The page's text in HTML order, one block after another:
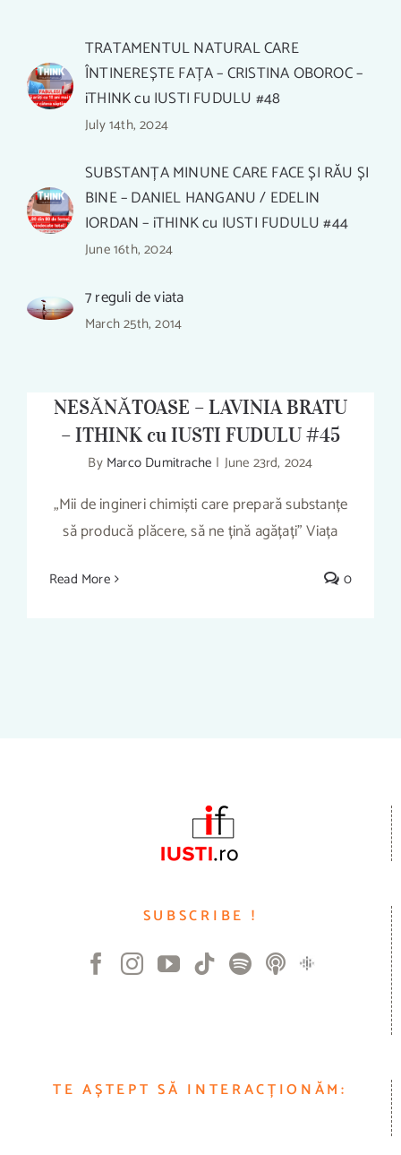
SĂNĂTOASE ȘI NESĂNĂTOASE –
LAVINIA BRATU – ITHINK cu IUSTI
NESĂNĂTOASE – LAVINIA BRATU
– ITHINK cu IUSTI FUDULU #45
By Marco Dumitrache | June 23rd, 2024
„Mii de ingineri chimiști care prepară substanțe
să producă plăcere, să ne țină agățați” Viața
Read More 0
TRATAMENTUL NATURAL CARE
ÎNTINEREȘTE FAȚA – CRISTINA OBOROC –
iTHINK cu IUSTI FUDULU #48
July 14th, 2024
SUBSTANȚA MINUNE CARE FACE ȘI RĂU ȘI
BINE – DANIEL HANGANU / EDELIN
IORDAN – iTHINK cu IUSTI FUDULU #44
June 16th, 2024
7 reguli de viata
March 25th, 2014
SUBSCRIBE !
TE AȘTEPT SĂ INTERACȚIONĂM: